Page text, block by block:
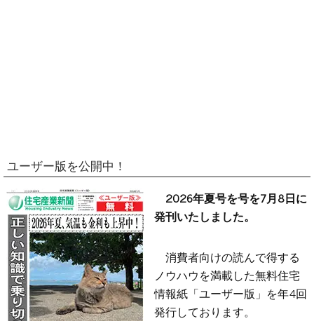
ユーザー版を公開中！
2026年夏号を号を7月8日に
発刊いたしました。
消費者向けの読んで得する
ノウハウを満載した無料住宅
情報紙「ユーザー版」を年4回
発行しております。